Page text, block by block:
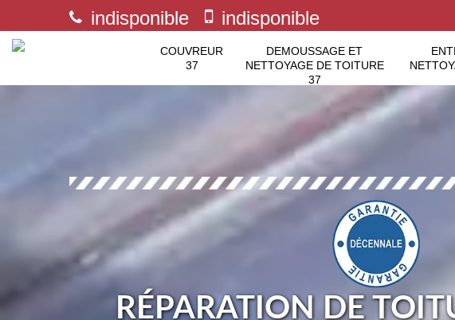
indisponible indisponible
COUVREUR
37
DEMOUSSAGE ET
NETTOYAGE DE TOITURE
37
RÉPARATION DE